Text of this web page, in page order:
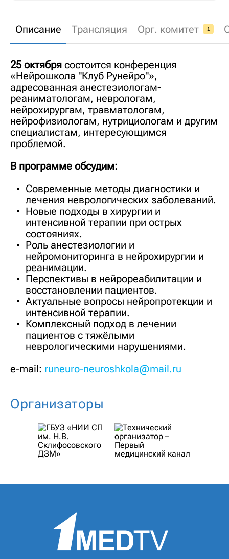
Описание Трансляция Орг. комитет 1
25 октября состоится конференция
«Нейрошкола "Клуб Рунейро"»,
адресованная анестезиологам-
реаниматологам, неврологам,
нейрохирургам, травматологам,
нейрофизиологам, нутрициологам и другим
специалистам, интересующимся
проблемой.
В программе обсудим:
Современные методы диагностики и
лечения неврологических заболеваний.
Новые подходы в хирургии и
интенсивной терапии при острых
состояниях.
Роль анестезиологии и
нейромониторинга в нейрохирургии и
реанимации.
Перспективы в нейрореабилитации и
восстановлении пациентов.
Актуальные вопросы нейропротекции и
интенсивной терапии.
Комплексный подход в лечении
пациентов с тяжёлыми
неврологическими нарушениями.
e-mail: runeuro-neuroshkola@mail.ru
Организаторы